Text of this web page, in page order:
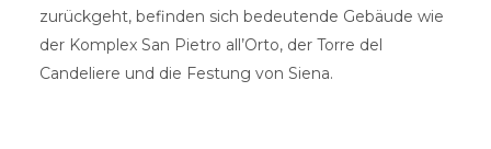
zurückgeht, befinden sich bedeutende Gebäude wie
der Komplex San Pietro all’Orto, der Torre del
Candeliere und die Festung von Siena.